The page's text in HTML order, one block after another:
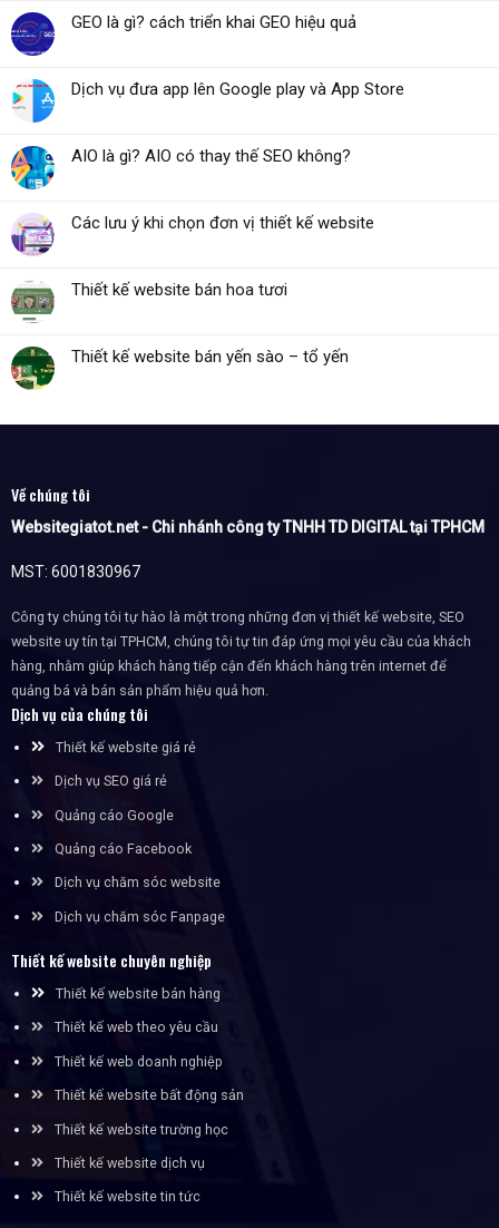
GEO là gì? cách triển khai GEO hiệu quả
Dịch vụ đưa app lên Google play và App Store
AIO là gì? AIO có thay thế SEO không?
Các lưu ý khi chọn đơn vị thiết kế website
Thiết kế website bán hoa tươi
Thiết kế website bán yến sào – tổ yến
Về chúng tôi
Websitegiatot.net - Chi nhánh công ty TNHH TD DIGITAL tại TPHCM
MST: 6001830967
Công ty chúng tôi tự hào là một trong những đơn vị thiết kế website, SEO
website uy tín tại TPHCM, chúng tôi tự tin đáp ứng mọi yêu cầu của khách
hàng, nhằm giúp khách hàng tiếp cận đến khách hàng trên internet để
quảng bá và bán sản phẩm hiệu quả hơn.
Dịch vụ của chúng tôi
Thiết kế website giá rẻ
Dịch vụ SEO giá rẻ
Quảng cáo Google
Quảng cáo Facebook
Dịch vụ chăm sóc website
Dịch vụ chăm sóc Fanpage
Thiết kế website chuyên nghiệp
Thiết kế website bán hàng
Thiết kế web theo yêu cầu
Thiết kế web doanh nghiệp
Thiết kế website bất động sản
Thiết kế website trường học
Thiết kế website dịch vụ
Thiết kế website tin tức